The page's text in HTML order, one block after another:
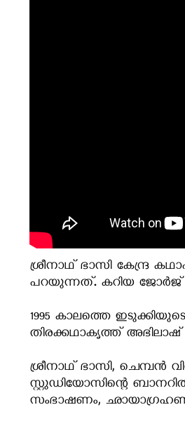
ശ്രീനാഥ് ഭാസി കേന്ദ്ര
പറയുന്നത്. കറിയ ജോര്‍ജ്
1995 കാലത്തെ
തിരക്കഥാകൃത്ത് അഭിലാഷ്
ശ്രീനാഥ് ഭാസി,
സ്റ്റുഡിയോസിന്റെ
സംഭാഷണം,